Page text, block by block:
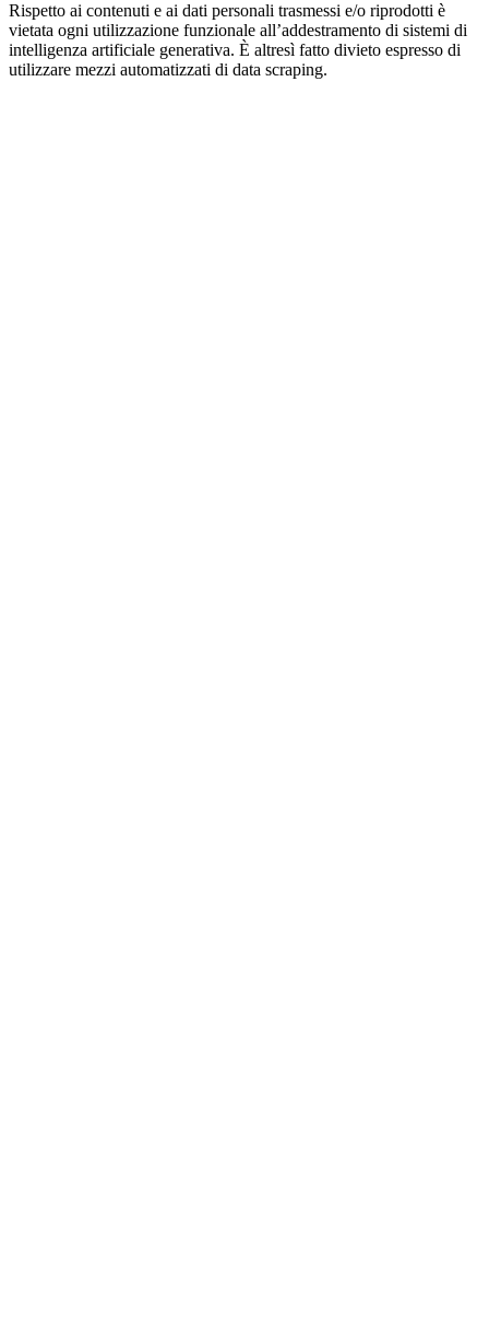
Rispetto ai contenuti e ai dati personali trasmessi e/o riprodotti è
vietata ogni utilizzazione funzionale all’addestramento di sistemi di
intelligenza artificiale generativa. È altresì fatto divieto espresso di
utilizzare mezzi automatizzati di data scraping.